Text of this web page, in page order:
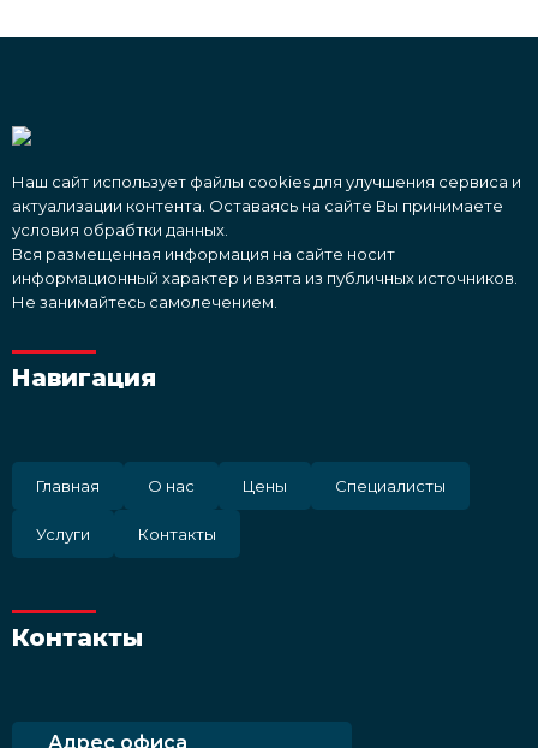
Наш сайт использует файлы cookies для улучшения сервиса и
актуализации контента. Оставаясь на сайте Вы принимаете
условия обрабтки данных.
Вся размещенная информация на сайте носит
информационный характер и взята из публичных источников.
Не занимайтесь самолечением.
Навигация
Главная О нас Цены Специалисты
Услуги Контакты
Контакты
Адрес офиса